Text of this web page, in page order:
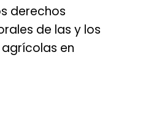
derechos
de las y los
en